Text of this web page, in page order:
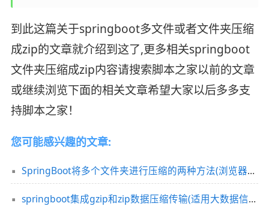
到此这篇关于springboot多文件或者文件夹压缩
成zip的文章就介绍到这了,更多相关springboot
文件夹压缩成zip内容请搜索脚本之家以前的文章
或继续浏览下面的相关文章希望大家以后多多支
持脚本之家！
您可能感兴趣的文章:
SpringBoot将多个文件夹进行压缩的两种方法(浏览器下载和另存为)
springboot集成gzip和zip数据压缩传输(适用大数据信息传输)